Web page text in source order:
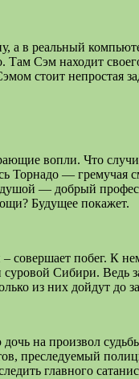
а в реальный
Сэм находит
стоит непростая
вопли. Что
Торнадо — гремучая
— добрый
Будущее покажет.
побег. К
Сибири. Ведь
из них дойдут до
на произвол
преследуемый
главного